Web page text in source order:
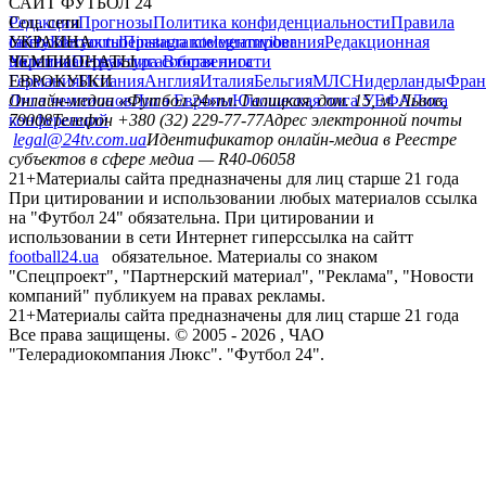
РедакцияПрогнозыПолитика конфиденциальностиПравила
сайтуКонтактыПравила комментированияРедакционная
политикаСтруктура собственности
Соц. сети
facebookxyoutubeinstagramtelegramviber
УКРАИНА
УкраинаПервая лигаВторая лига
ЧЕМПИОНАТЫ
ГерманияИспанияАнглияИталияБельгияМЛСНидерланды
ЕВРОКУБКИ
Лига чемпионовЛига ЕвропыЮношеская лига УЕФАЛига
конференций
Онлайн-медиа «Футбол 24»пл. Галицкая, дом. 15, м. Львов,
79008Телефон +380 (32) 229-77-77Адрес электронной почты
legal@24tv.com.uaИдентификатор онлайн-медиа в Реестре
субъектов в сфере медиа — R40-06058
21+Материалы сайта предназначены для лиц старше 21 года
При цитировании и использовании любых материалов ссылка
на "Футбол 24" обязательна. При цитировании и
использовании в сети Интернет гиперссылка на сайтт
football24.ua
обязательное. Материалы со знаком
"Спецпроект", "Партнерский материал", "Реклама", "Новости
компаний" публикуем на правах рекламы.
21+Материалы сайта предназначены для лиц старше 21 года
Все права защищены. © 2005 - 2026 , ЧАО
"Телерадиокомпания Люкс". "Футбол 24".